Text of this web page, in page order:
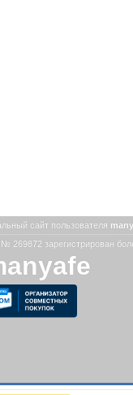
сайт пользователя
№ 269872 зарегистрирован